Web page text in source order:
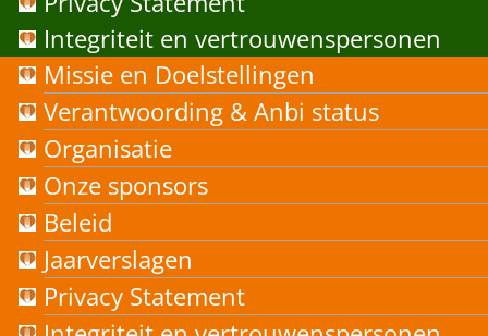
Integriteit en vertrouwenspersonen
Missie en Doelstellingen
Verantwoording & Anbi status
Organisatie
Onze sponsors
Beleid
Jaarverslagen
Privacy Statement